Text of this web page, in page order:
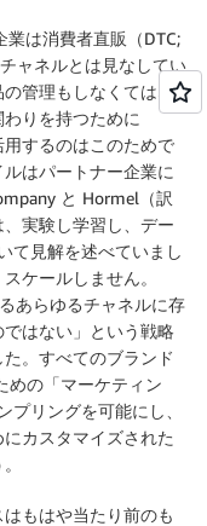
業は消費者直販（DTC;
ャネルとは見なしてい
管理もしなくてはな
りを持つために
するのはこのためで
はパートナー企業に
と Hormel（訳
実験し学習し、デー
て見解を述べていまし
ケールしません。
あらゆるチャネルに存
はない」という戦略
。すべてのブランド
めの「マーケティン
プリングを可能にし、
カスタマイズされた
もはや当たり前のも